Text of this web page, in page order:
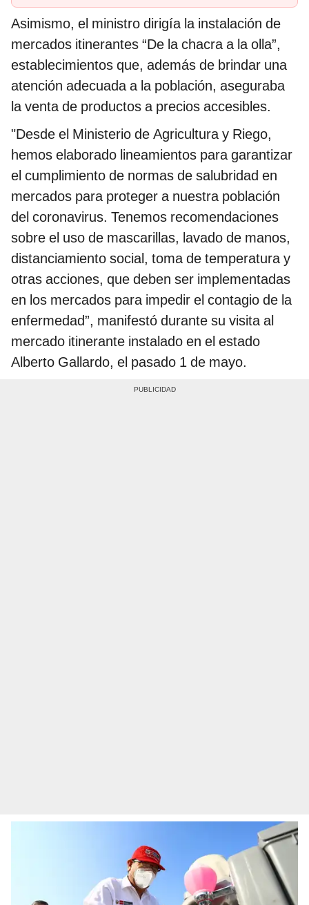
Asimismo, el ministro dirigía la instalación de
mercados itinerantes “De la chacra a la olla”,
establecimientos que, además de brindar una
atención adecuada a la población, aseguraba
la venta de productos a precios accesibles.
"Desde el Ministerio de Agricultura y Riego,
hemos elaborado lineamientos para garantizar
el cumplimiento de normas de salubridad en
mercados para proteger a nuestra población
del coronavirus. Tenemos recomendaciones
sobre el uso de mascarillas, lavado de manos,
distanciamiento social, toma de temperatura y
otras acciones, que deben ser implementadas
en los mercados para impedir el contagio de la
enfermedad”, manifestó durante su visita al
mercado itinerante instalado en el estado
Alberto Gallardo, el pasado 1 de mayo.